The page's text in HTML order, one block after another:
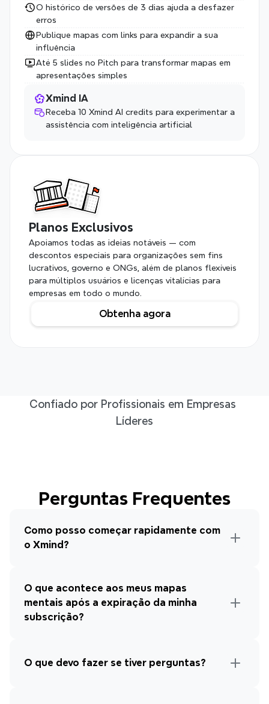
O histórico de versões de 3 dias ajuda a desfazer
erros
Publique mapas com links para expandir a sua
influência
Até 5 slides no Pitch para transformar mapas em
apresentações simples
Xmind IA
Receba 10 Xmind AI credits para experimentar a
assistência com inteligência artificial
Planos Exclusivos
Apoiamos todas as ideias notáveis — com
descontos especiais para organizações sem fins
lucrativos, governo e ONGs, além de planos flexíveis
para múltiplos usuários e licenças vitalícias para
empresas em todo o mundo.
Obtenha agora
Confiado por Profissionais em Empresas
Líderes
Perguntas Frequentes
Como posso começar rapidamente com
o Xmind?
O que acontece aos meus mapas
mentais após a expiração da minha
subscrição?
O que devo fazer se tiver perguntas?